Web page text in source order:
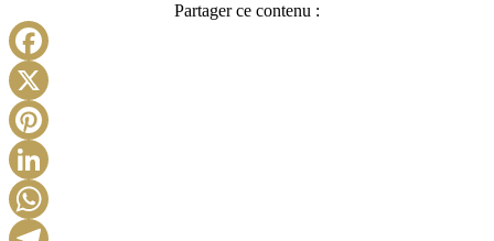
Partager ce contenu :